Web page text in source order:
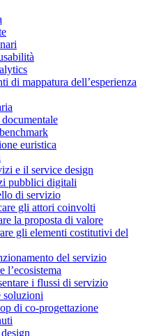
di mappatura dell’esperienza
euristica
e il service design
pubblici digitali
di servizio
gli attori coinvolti
la proposta di valore
gli elementi costitutivi del
del servizio
l’ecosistema
i flussi di servizio
soluzioni
di co-progettazione